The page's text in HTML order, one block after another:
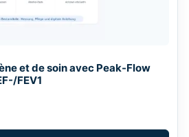
et de soin avec Peak-Flow
FEV1